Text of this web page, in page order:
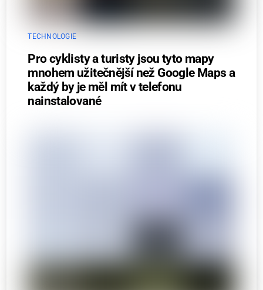
TECHNOLOGIE
Pro cyklisty a turisty jsou tyto mapy
mnohem užitečnější než Google Maps a
každý by je měl mít v telefonu
nainstalované